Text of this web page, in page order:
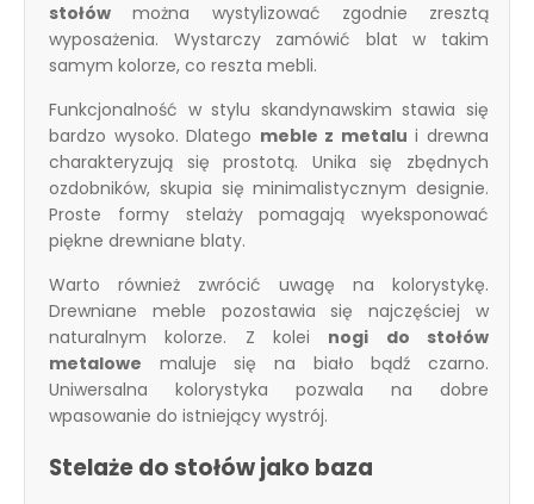
stołów można wystylizować zgodnie zresztą
wyposażenia. Wystarczy zamówić blat w takim
samym kolorze, co reszta mebli.
Funkcjonalność w stylu skandynawskim stawia się
bardzo wysoko. Dlatego meble z metalu i drewna
charakteryzują się prostotą. Unika się zbędnych
ozdobników, skupia się minimalistycznym designie.
Proste formy stelaży pomagają wyeksponować
piękne drewniane blaty.
Warto również zwrócić uwagę na kolorystykę.
Drewniane meble pozostawia się najczęściej w
naturalnym kolorze. Z kolei nogi do stołów
metalowe maluje się na biało bądź czarno.
Uniwersalna kolorystyka pozwala na dobre
wpasowanie do istniejący wystrój.
Stelaże do stołów jako baza